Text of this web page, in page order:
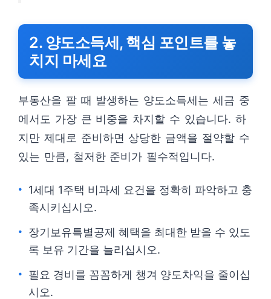
2. 양도소득세, 핵심 포인트를 놓
치지 마세요
부동산을 팔 때 발생하는 양도소득세는 세금 중
에서도 가장 큰 비중을 차지할 수 있습니다. 하
지만 제대로 준비하면 상당한 금액을 절약할 수
있는 만큼, 철저한 준비가 필수적입니다.
1세대 1주택 비과세 요건을 정확히 파악하고 충
족시키십시오.
장기보유특별공제 혜택을 최대한 받을 수 있도
록 보유 기간을 늘리십시오.
필요 경비를 꼼꼼하게 챙겨 양도차익을 줄이십
시오.